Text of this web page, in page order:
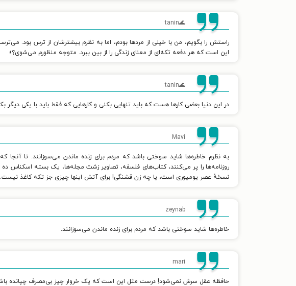
🌊tanin
راستش را بگویم، من با خیلی از مردها بودم، اما به نظرم بیشترشان از ترس بود.
این است که هر دفعه تکه‌ای از معنای زندگی را از بین ببرد. متوجه منظورم می‌شوی؟»
🌊tanin
در این دنیا بعضی کارها هست که باید تنهایی بکنی و کارهایی که فقط باید با یکی
Mavi
به نظرم خاطره‌ها شاید سوختی باشد که مردم برای زنده ماندن می‌سوزانند. تا
روزنامه‌ها را پر می‌کنند، کتاب‌های فلسفه، تصاویر زشت مجله‌ها، یک بسته اسکناس
نسخهٔ عصر یومیوری است، یا چه زن قشنگی! برای آتش اینها چیزی جز تکه کاغذ
zeynab
خاطره‌ها شاید سوختی باشد که مردم برای زنده ماندن می‌سوزانند.
mari
حافظه عقل سرش نمی‌شود! درست مثل این است که یک خروار چیز بی‌مصرف چپانده